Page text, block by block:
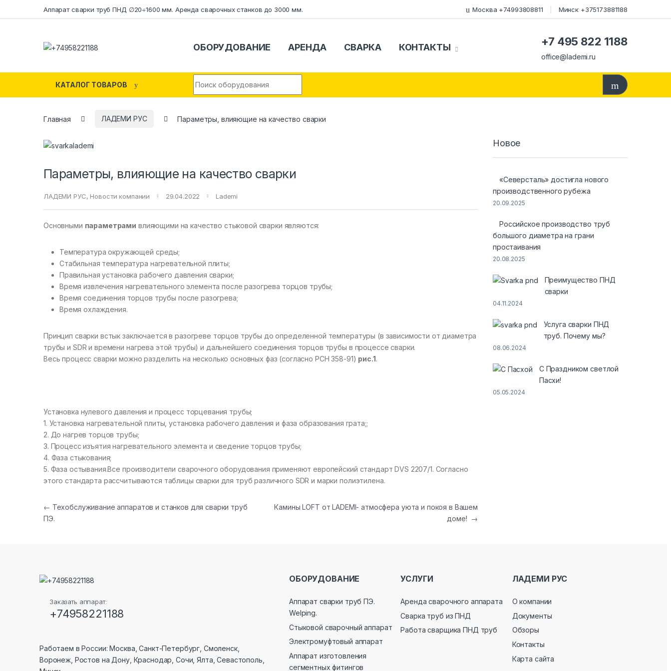
Аппарат сварки труб ПНД ∅20÷1600 мм. Аренда сварочных станков до 3000 мм. Москва +74993808811 Минск +375173881188
ОБОРУДОВАНИЕ АРЕНДА СВАРКА КОНТАКТЫ +7 495 822 1188
office@lademi.ru
КАТАЛОГ ТОВАРОВ
Главная ЛАДЕМИ РУС Параметры, влияющие на качество сварки
Параметры, влияющие на качество сварки
ЛАДЕМИ РУС, Новости компании 29.04.2022 Lademi
Основными параметрами влияющими на качество стыковой сварки являются:
Температура окружающей среды;
Стабильная температура нагревательной плиты;
Правильная установка рабочего давления сварки;
Время извлечения нагревательного элемента после разогрева торцов трубы;
Время соединения торцов трубы после разогрева;
Время охлаждения.
Принцип сварки встык заключается в разогреве торцов трубы до определенной температуры (в зависимости от диаметра
трубы и SDR и времени нагрева этой трубы) и дальнейшего соединения торцов трубы в процессе сварки.
Весь процесс сварки можно разделить на несколько основных фаз (согласно РСН 358-91) рис.1.
Установка нулевого давления и процесс торцевания трубы;
1. Установка нагревательной плиты, установка рабочего давления и фаза образования грата;;
2. До нагрев торцов трубы;
3. Процесс изъятия нагревательного элемента и сведение торцов трубы;
4. Фаза стыкования;
5. Фаза остывания.Все производители сварочного оборудования применяют европейский стандарт DVS 2207/1. Согласно
этого стандарта рассчитываются таблицы сварки для труб различного SDR и марки полиэтилена.
Навигация по записям
← Техобслуживание аппаратов и станков для сварки труб
ПЭ.
Камины LOFT от LADEMI- атмосфера уюта и покоя в Вашем
доме! →
Новое
«Северсталь» достигла нового
производственного рубежа
20.09.2025
Российское производство труб
большого диаметра на грани
простаивания
20.08.2025
Преимущество ПНД
сварки
04.11.2024
Услуга сварки ПНД
труб. Почему мы?
08.06.2024
С Праздником светлой
Пасхи!
05.05.2024
Заказать аппарат:
+74958221188
Работаем в России: Москва, Санкт-Петербург, Смоленск,
Воронеж, Ростов на Дону, Краснодар, Сочи, Ялта, Севастополь,
ОБОРУДОВАНИЕ
Аппарат сварки труб ПЭ.
Welping.
Стыковой сварочный аппарат
Электромуфтовый аппарат
Аппарат изготовления
сегментных фитингов
УСЛУГИ
Аренда сварочного аппарата
Сварка труб из ПНД
Работа сварщика ПНД труб
ЛАДЕМИ РУС
О компании
Документы
Обзоры
Контакты
Карта сайта